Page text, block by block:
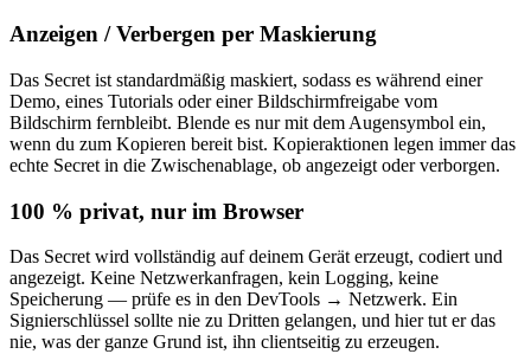
Anzeigen / Verbergen per Maskierung
Das Secret ist standardmäßig maskiert, sodass es während einer
Demo, eines Tutorials oder einer Bildschirmfreigabe vom
Bildschirm fernbleibt. Blende es nur mit dem Augensymbol ein,
wenn du zum Kopieren bereit bist. Kopieraktionen legen immer das
echte Secret in die Zwischenablage, ob angezeigt oder verborgen.
100 % privat, nur im Browser
Das Secret wird vollständig auf deinem Gerät erzeugt, codiert und
angezeigt. Keine Netzwerkanfragen, kein Logging, keine
Speicherung — prüfe es in den DevTools → Netzwerk. Ein
Signierschlüssel sollte nie zu Dritten gelangen, und hier tut er das
nie, was der ganze Grund ist, ihn clientseitig zu erzeugen.